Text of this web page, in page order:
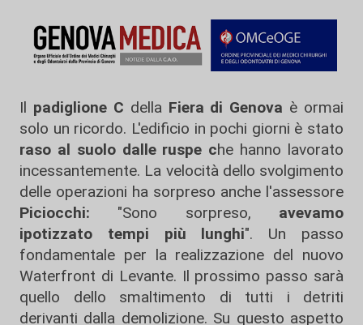
Il padiglione C della Fiera di Genova è ormai
solo un ricordo. L'edificio in pochi giorni è stato
raso al suolo dalle ruspe che hanno lavorato
incessantemente. La velocità dello svolgimento
delle operazioni ha sorpreso anche l'assessore
Piciocchi: "Sono sorpreso, avevamo
ipotizzato tempi più lunghi". Un passo
fondamentale per la realizzazione del nuovo
Waterfront di Levante. Il prossimo passo sarà
quello dello smaltimento di tutti i detriti
derivanti dalla demolizione. Su questo aspetto